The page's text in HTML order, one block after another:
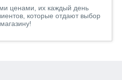
ценами, их каждый день
которые отдают выбор